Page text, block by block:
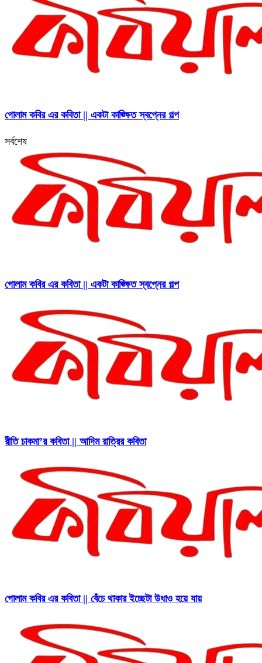
গোলাম কবির এর কবিতা || একটা কাঙ্ক্ষিত স্বপ্নের গল্প
সর্বশেষ
গোলাম কবির এর কবিতা || একটা কাঙ্ক্ষিত স্বপ্নের গল্প
রীতি চাকমা’র কবিতা || আদিম রাত্রির কবিতা
গোলাম কবির এর কবিতা || বেঁচে থাকার ইচ্ছেটা উধাও হয়ে যায়